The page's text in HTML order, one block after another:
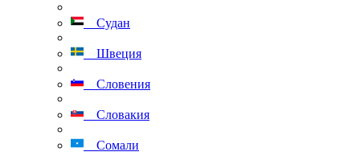
Судан
Швеция
Словения
Словакия
Сомали